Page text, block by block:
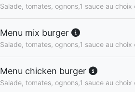
Salade, tomates, ognons,1 sauce au
Menu mix burger
Salade, tomates, ognons,1 sauce au
Menu chicken burger
Salade, tomates, ognons,1 sauce au